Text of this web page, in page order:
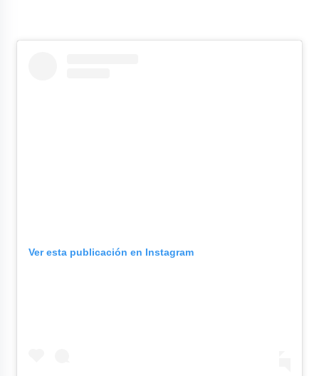
Ver esta publicación en Instagram